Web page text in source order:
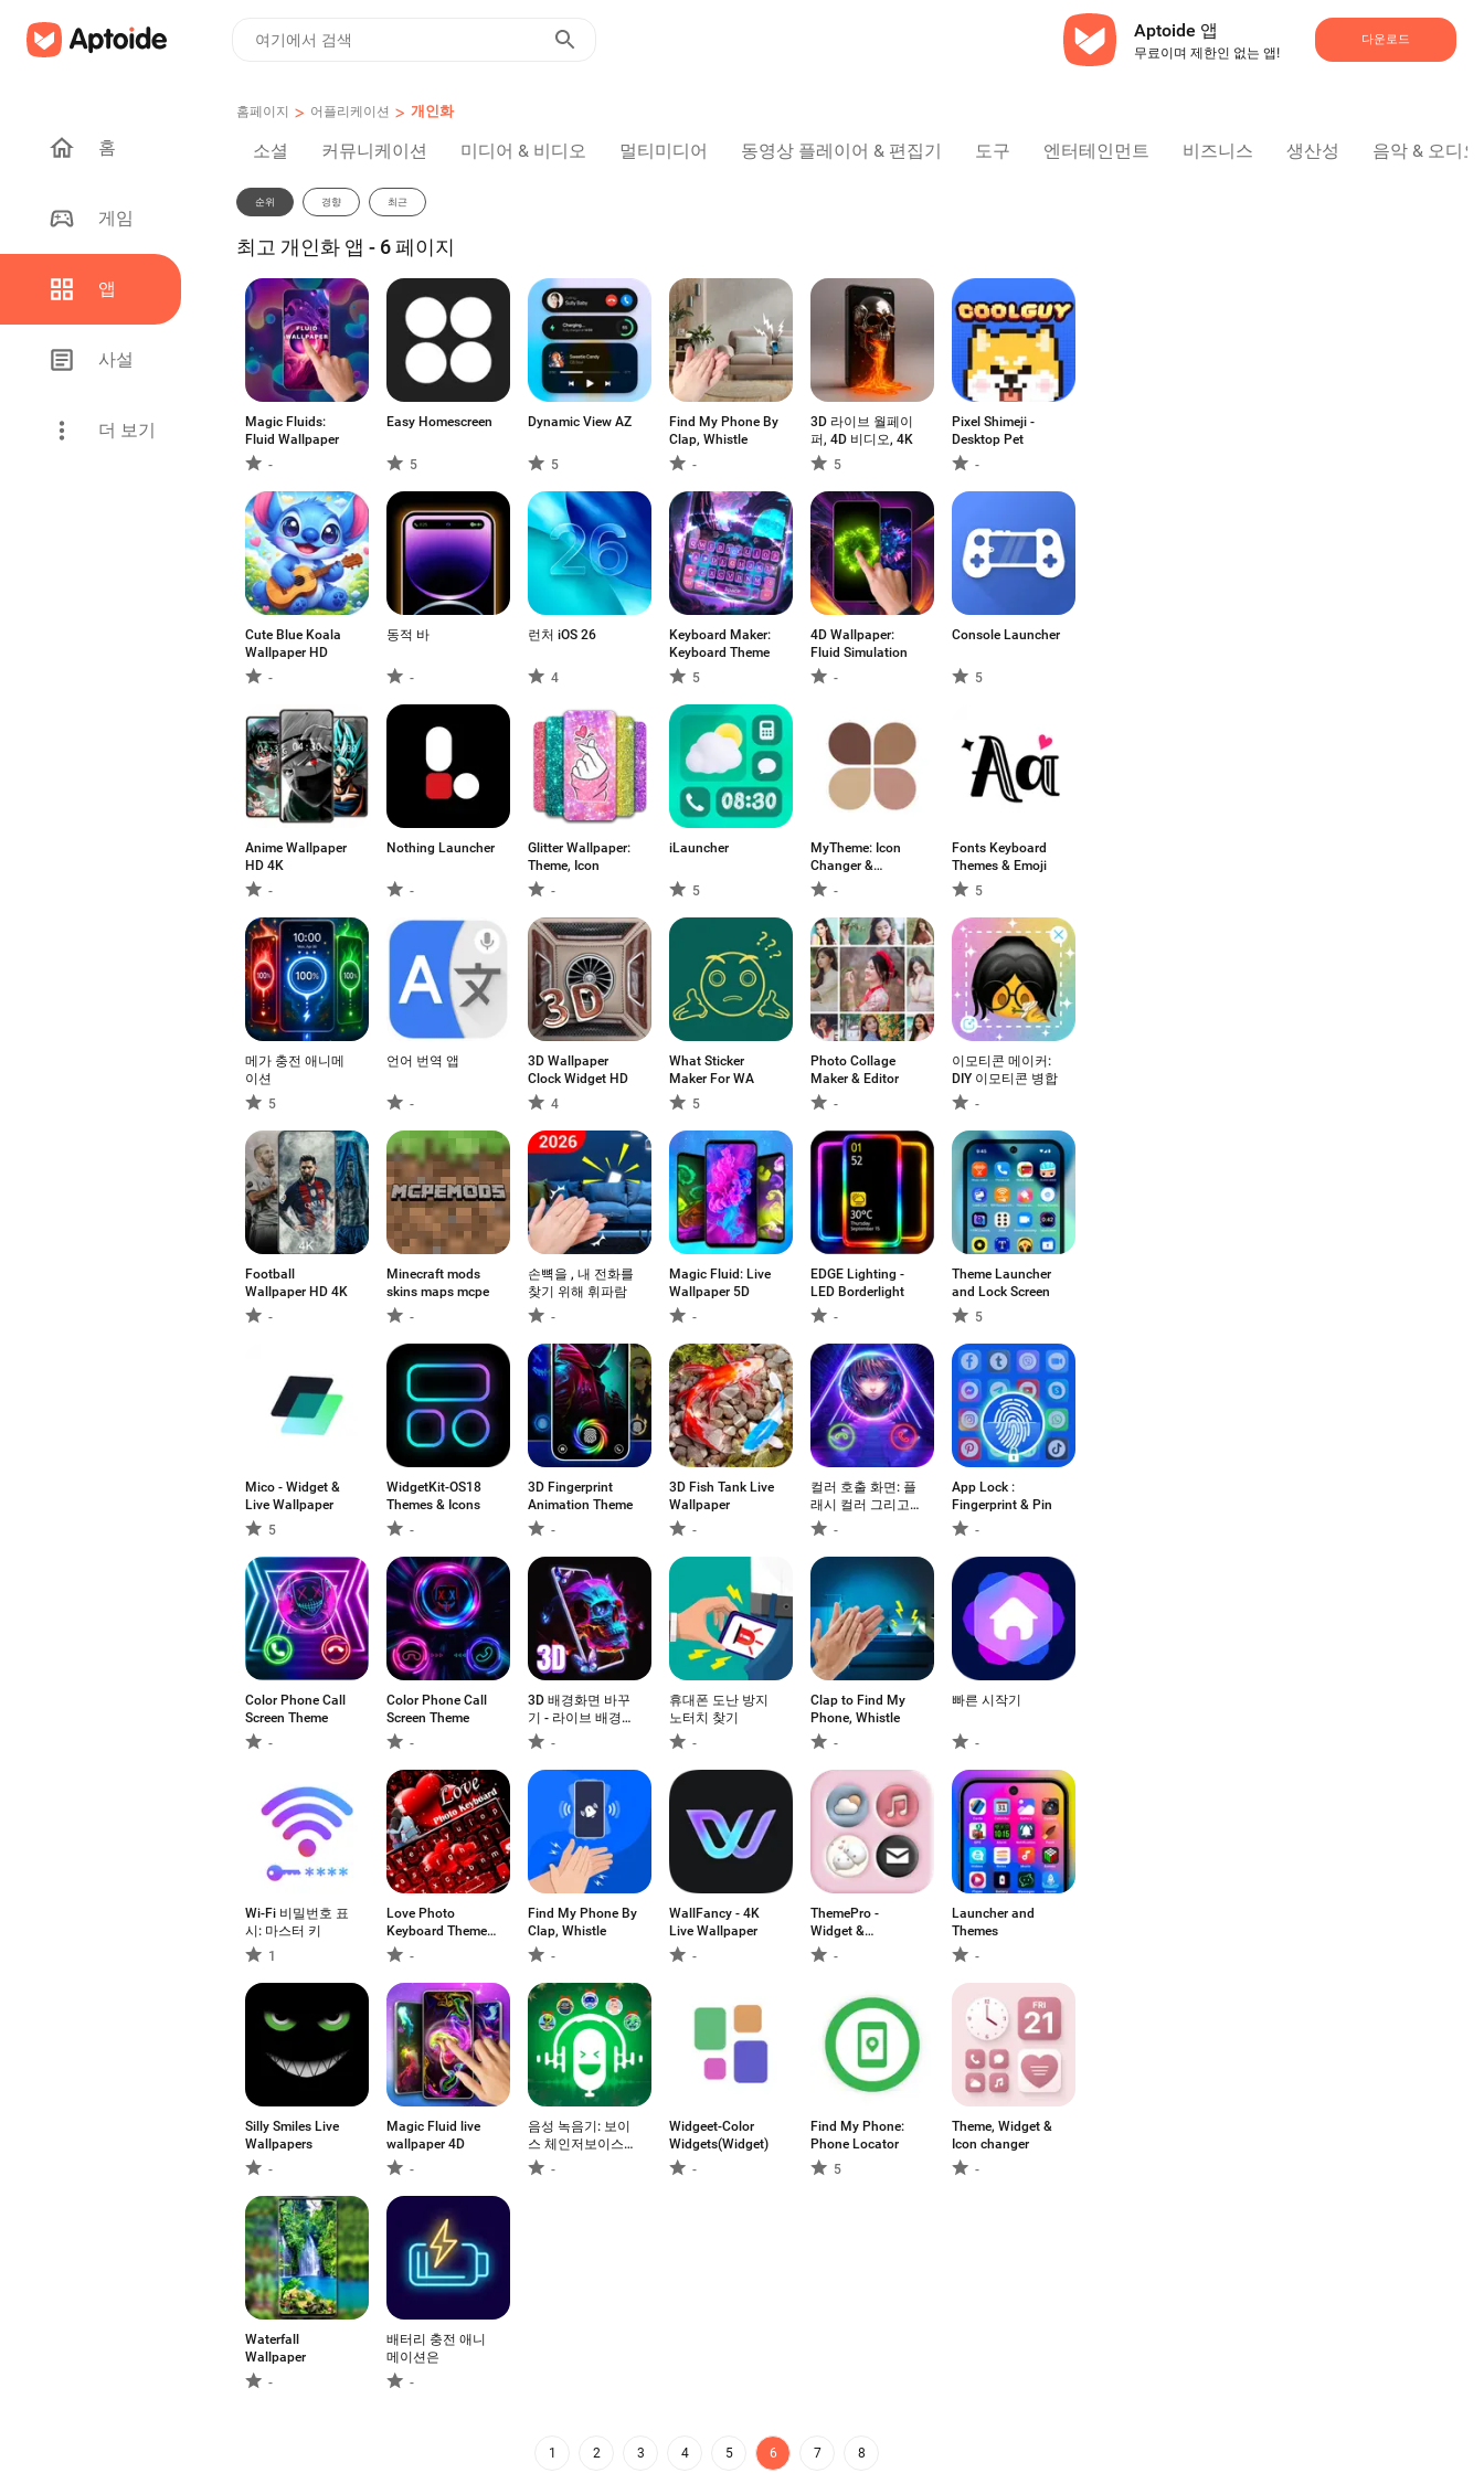
Aptoide 앱
무료이며 제한인 없는 앱!
다운로드
홈
게임
앱
사설
더 보기
홈페이지 > 어플리케이션 > 개인화
소셜 커뮤니케이션 미디어 & 비디오 멀티미디어 동영상 플레이어 & 편집기 도구 엔터테인먼트 비즈니스 생산성 음악 & 오디오
순위 경향 최근
최고 개인화 앱 - 6 페이지
Magic Fluids:
Fluid Wallpaper
-
Easy Homescreen
5
Dynamic View AZ
5
Find My Phone By
Clap, Whistle
-
3D 라이브 월페이
퍼, 4D 비디오, 4K
5
Pixel Shimeji -
Desktop Pet
-
Cute Blue Koala
Wallpaper HD
-
동적 바
-
런처 iOS 26
4
Keyboard Maker:
Keyboard Theme
5
4D Wallpaper:
Fluid Simulation
-
Console Launcher
5
Anime Wallpaper
HD 4K
-
Nothing Launcher
-
Glitter Wallpaper:
Theme, Icon
-
iLauncher
5
MyTheme: Icon
Changer &
Themes
-
Fonts Keyboard
Themes & Emoji
5
메가 충전 애니메
이션
5
언어 번역 앱
-
3D Wallpaper
Clock Widget HD
4
What Sticker
Maker For WA
5
Photo Collage
Maker & Editor
-
이모티콘 메이커:
DIY 이모티콘 병합
-
Football
Wallpaper HD 4K
-
Minecraft mods
skins maps mcpe
-
손뼉을 , 내 전화를
찾기 위해 휘파람
-
Magic Fluid: Live
Wallpaper 5D
-
EDGE Lighting -
LED Borderlight
-
Theme Launcher
and Lock Screen
5
Mico - Widget &
Live Wallpaper
5
WidgetKit-OS18
Themes & Icons
-
3D Fingerprint
Animation Theme
-
3D Fish Tank Live
Wallpaper
-
컬러 호출 화면: 플
래시 컬러 그리고
컬러 스크린 전화
-
App Lock :
Fingerprint & Pin
-
Color Phone Call
Screen Theme
-
Color Phone Call
Screen Theme
-
3D 배경화면 바꾸
기 - 라이브 배경화
면 HD 앱
-
휴대폰 도난 방지
노터치 찾기
-
Clap to Find My
Phone, Whistle
-
빠른 시작기
-
Wi-Fi 비밀번호 표
시: 마스터 키
1
Love Photo
Keyboard Theme
2023-
Find My Phone By
Clap, Whistle
-
WallFancy - 4K
Live Wallpaper
-
ThemePro -
Widget &
Wallpaper
-
Launcher and
Themes
-
Silly Smiles Live
Wallpapers
-
Magic Fluid live
wallpaper 4D
-
음성 녹음기: 보이
스 체인저보이스
이펙트 와 함께
-
Widgeet-Color
Widgets(Widget)
-
Find My Phone:
Phone Locator
5
Theme, Widget &
Icon changer
-
Waterfall
Wallpaper
-
배터리 충전 애니
메이션은
-
1 2 3 4 5 6 7 8